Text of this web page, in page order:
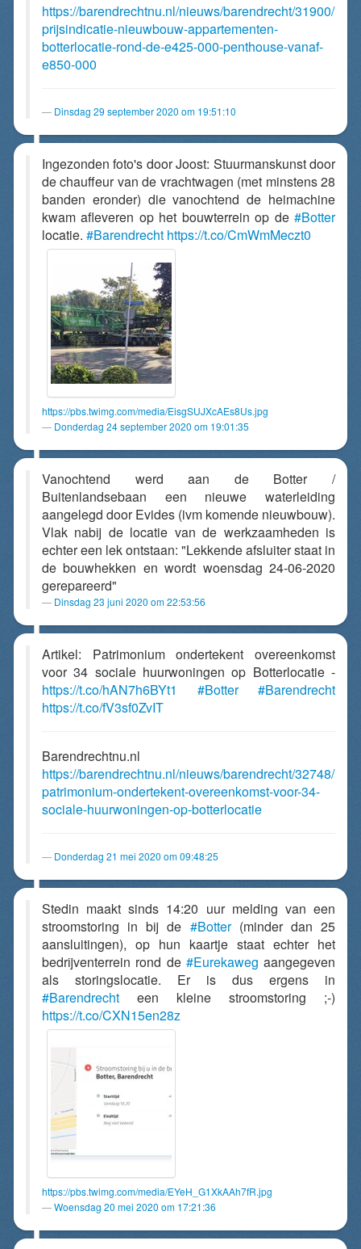
https://barendrechtnu.nl/nieuws/barendrecht/31900/
prijsindicatie-nieuwbouw-appartementen-
botterlocatie-rond-de-e425-000-penthouse-vanaf-
e850-000
Dinsdag 29 september 2020 om 19:51:10
Ingezonden foto's door Joost: Stuurmanskunst door
de chauffeur van de vrachtwagen (met minstens 28
banden eronder) die vanochtend de heimachine
kwam afleveren op het bouwterrein op de #Botter
locatie. #Barendrecht https://t.co/CmWmMeczt0
https://pbs.twimg.com/media/EisgSUJXcAEs8Us.jpg
Donderdag 24 september 2020 om 19:01:35
Vanochtend werd aan de Botter /
Buitenlandsebaan een nieuwe waterleiding
aangelegd door Evides (ivm komende nieuwbouw).
Vlak nabij de locatie van de werkzaamheden is
echter een lek ontstaan: "Lekkende afsluiter staat in
de bouwhekken en wordt woensdag 24-06-2020
gerepareerd"
Dinsdag 23 juni 2020 om 22:53:56
Artikel: Patrimonium ondertekent overeenkomst
voor 34 sociale huurwoningen op Botterlocatie -
https://t.co/hAN7h6BYt1
#Botter
#Barendrecht
https://t.co/fV3sf0ZvIT
Barendrechtnu.nl
https://barendrechtnu.nl/nieuws/barendrecht/32748/
patrimonium-ondertekent-overeenkomst-voor-34-
sociale-huurwoningen-op-botterlocatie
Donderdag 21 mei 2020 om 09:48:25
Stedin maakt sinds 14:20 uur melding van een
stroomstoring in bij de #Botter(minder dan 25
aansluitingen), op hun kaartje staat echter het
bedrijventerrein rond de #Eurekaweg aangegeven
als storingslocatie. Er is dus ergens in
#Barendrecht een kleine stroomstoring ;-)
https://t.co/CXN15en28z
https://pbs.twimg.com/media/EYeH_G1XkAAh7fR.jpg
Woensdag 20 mei 2020 om 17:21:36